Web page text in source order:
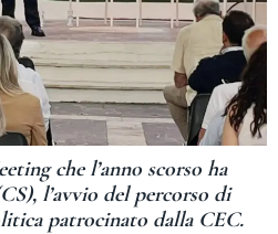
che l’anno scorso ha
l’avvio del percorso di
patrocinato dalla CEC.